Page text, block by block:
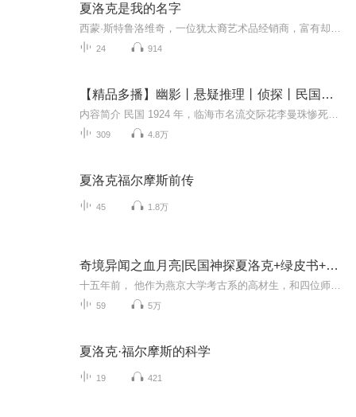
夏洛克是我的名字
24 914
【精品多播】幽影丨悬疑推理丨侦探丨民国版神探夏洛克
309 4.8万
夏洛克福尔摩斯前传
45 1.8万
奇境异闻之血月亮|民国神探夏洛克+绿皮书+夺宝奇兵
59 5万
夏洛克·福尔摩斯的科学
19 421